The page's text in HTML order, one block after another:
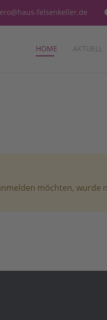
felsenkeller.de
HOME AKTUELL
möchten, wurde